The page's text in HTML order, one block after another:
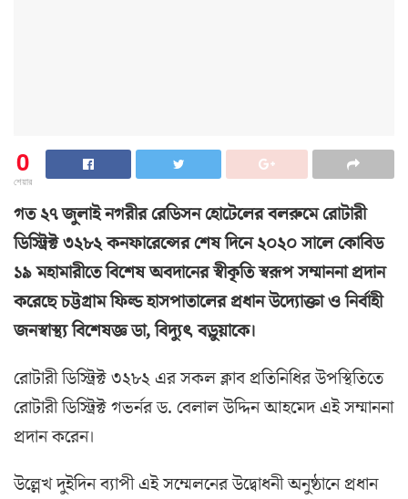
0
শেয়ার
গত ২৭ জুলাই নগরীর রেডিসন হোটেলের বলরুমে রোটারী
ডিস্ট্রিক্ট ৩২৮২ কনফারেন্সের শেষ দিনে ২০২০ সালে কোবিড
১৯ মহামারীতে বিশেষ অবদানের স্বীকৃতি স্বরূপ সম্মাননা প্রদান
করেছে চট্টগ্রাম ফিল্ড হাসপাতালের প্রধান উদ্যোক্তা ও নির্বাহী
জনস্বাস্থ্য বিশেষজ্ঞ ডা, বিদ্যুৎ বড়ুয়াকে।
রোটারী ডিস্ট্রিক্ট ৩২৮২ এর সকল ক্লাব প্রতিনিধির উপস্থিতিতে
রোটারী ডিস্ট্রিক্ট গভর্নর ড. বেলাল উদ্দিন আহমেদ এই সম্মাননা
প্রদান করেন।
উল্লেখ দুইদিন ব্যাপী এই সম্মেলনের উদ্বোধনী অনুষ্ঠানে প্রধান